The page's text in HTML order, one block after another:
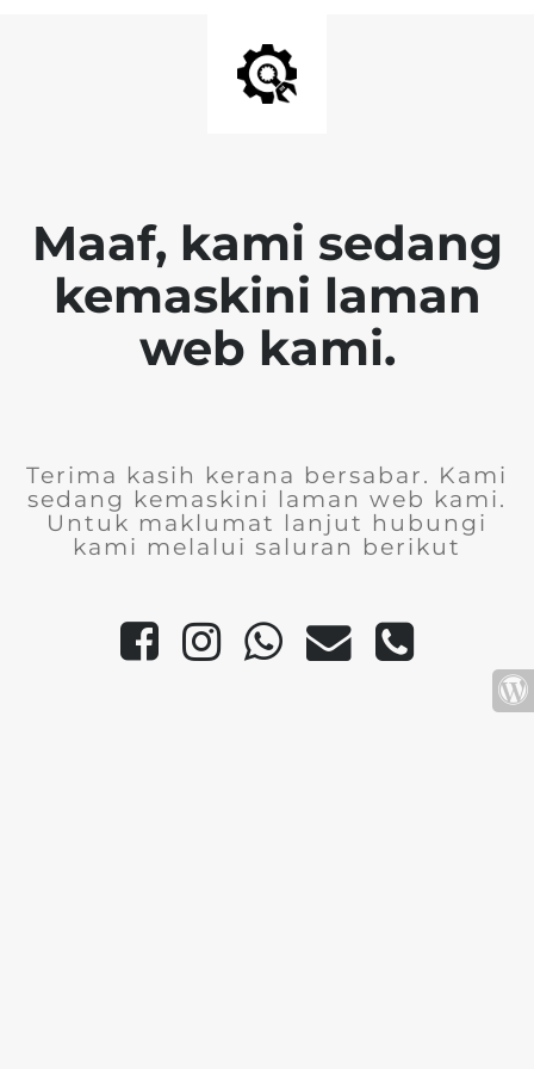
Maaf, kami sedang
kemaskini laman
web kami.
Terima kasih kerana bersabar. Kami
sedang kemaskini laman web kami.
Untuk maklumat lanjut hubungi
kami melalui saluran berikut